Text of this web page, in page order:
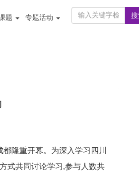
题 专题活动
隆重开幕。为深入学习四川
式共同讨论学习,参与人数共